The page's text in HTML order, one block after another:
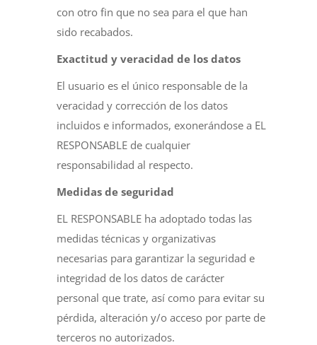
con otro fin que no sea para el que han
sido recabados.
Exactitud y veracidad de los datos
El usuario es el único responsable de la
veracidad y corrección de los datos
incluidos e informados, exonerándose a EL
RESPONSABLE de cualquier
responsabilidad al respecto.
Medidas de seguridad
EL RESPONSABLE ha adoptado todas las
medidas técnicas y organizativas
necesarias para garantizar la seguridad e
integridad de los datos de carácter
personal que trate, así como para evitar su
pérdida, alteración y/o acceso por parte de
terceros no autorizados.